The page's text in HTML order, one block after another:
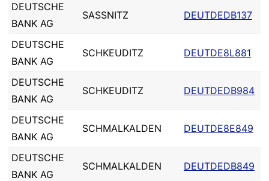
DEUTSCHE
BANK AG
SASSNITZ DEUTDEDB137
DEUTSCHE
BANK AG
SCHKEUDITZ DEUTDE8L881
DEUTSCHE
BANK AG
SCHKEUDITZ DEUTDEDB984
DEUTSCHE
BANK AG
SCHMALKALDEN DEUTDE8E849
DEUTSCHE
BANK AG
SCHMALKALDEN DEUTDEDB849